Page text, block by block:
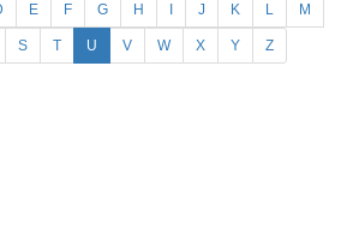
E F G H J K L M
S T U V W X Y Z